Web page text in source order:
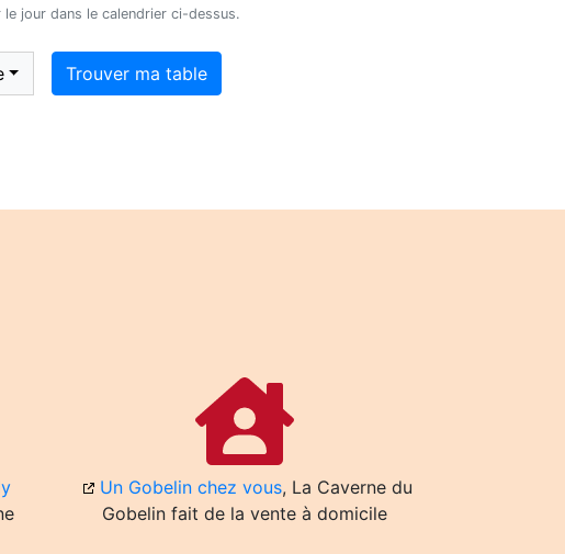
jour dans le calendrier ci-dessus.
Trouver ma table
Un Gobelin chez vous, La Caverne du
Gobelin fait de la vente à domicile